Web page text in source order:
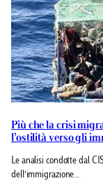
Più che la crisi
l’ostilità verso gli
Le analisi condotte dal
dell’immigrazione…